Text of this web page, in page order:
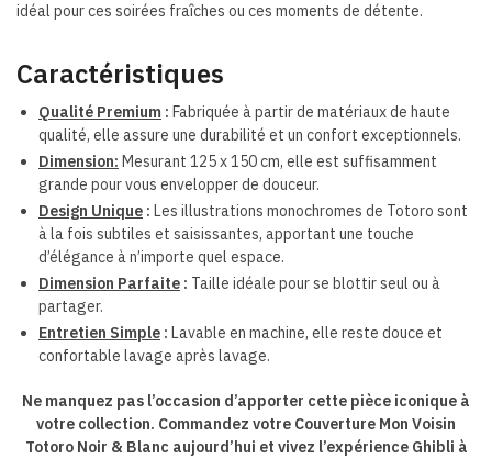
idéal pour ces soirées fraîches ou ces moments de détente.
Caractéristiques
Qualité Premium : Fabriquée à partir de matériaux de haute
qualité, elle assure une durabilité et un confort exceptionnels.
Dimension: Mesurant 125 x 150 cm, elle est suffisamment
grande pour vous envelopper de douceur.
Design Unique : Les illustrations monochromes de Totoro sont
à la fois subtiles et saisissantes, apportant une touche
d’élégance à n’importe quel espace.
Dimension Parfaite : Taille idéale pour se blottir seul ou à
partager.
Entretien Simple : Lavable en machine, elle reste douce et
confortable lavage après lavage.
Ne manquez pas l’occasion d’apporter cette pièce iconique à
votre collection. Commandez votre Couverture Mon Voisin
Totoro Noir & Blanc aujourd’hui et vivez l’expérience Ghibli à